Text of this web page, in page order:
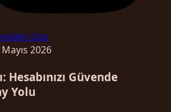
Gör
2026
Hesabınızı Güvende
Yolu